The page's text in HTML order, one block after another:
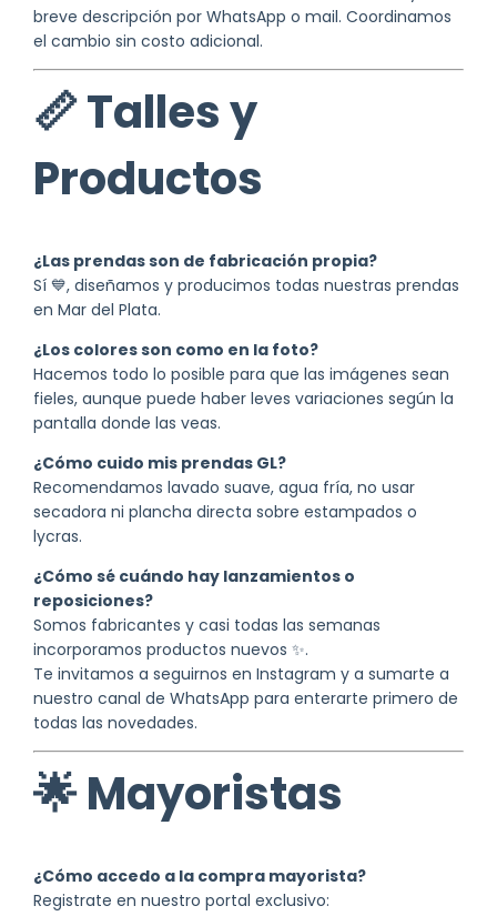
breve descripción por WhatsApp o mail. Coordinamos
el cambio sin costo adicional.
📏 Talles y
Productos
¿Las prendas son de fabricación propia?
Sí 💙, diseñamos y producimos todas nuestras prendas
en Mar del Plata.
¿Los colores son como en la foto?
Hacemos todo lo posible para que las imágenes sean
fieles, aunque puede haber leves variaciones según la
pantalla donde las veas.
¿Cómo cuido mis prendas GL?
Recomendamos lavado suave, agua fría, no usar
secadora ni plancha directa sobre estampados o
lycras.
¿Cómo sé cuándo hay lanzamientos o
reposiciones?
Somos fabricantes y casi todas las semanas
incorporamos productos nuevos ✨.
Te invitamos a seguirnos en Instagram y a sumarte a
nuestro canal de WhatsApp para enterarte primero de
todas las novedades.
🌟 Mayoristas
¿Cómo accedo a la compra mayorista?
Registrate en nuestro portal exclusivo: